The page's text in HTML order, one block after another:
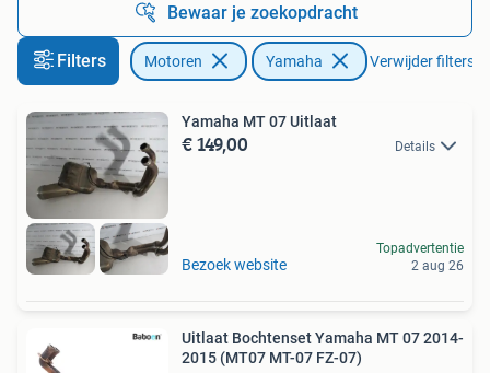
Bewaar je zoekopdracht
Filters Motoren Yamaha Verwijder filters
Yamaha MT 07 Uitlaat
€ 149,00 Details
Bezoek website
Topadvertentie
2 aug 26
Uitlaat Bochtenset Yamaha MT 07 2014-
2015 (MT07 MT-07 FZ-07)